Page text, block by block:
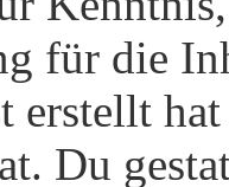
für die
erstellt
Du